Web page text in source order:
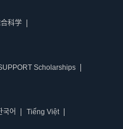
科学
Scholarships
국어
Tiếng Việt